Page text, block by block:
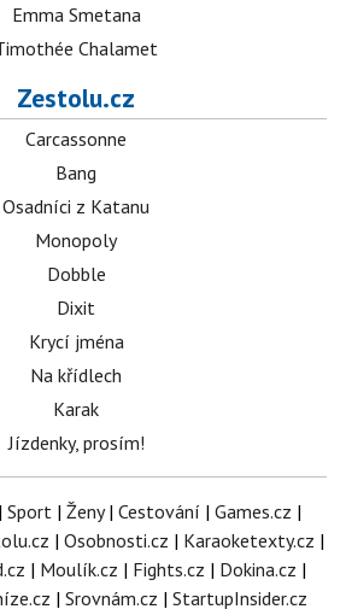
Emma Smetana
Chalamet
Zestolu.cz
Carcassonne
Bang
Osadníci z Katanu
Monopoly
Dobble
Dixit
Krycí jména
Na křídlech
Karak
Jízdenky, prosím!
Sport | Ženy| Cestování | Games.cz |
| Osobnosti.cz | Karaoketexty.cz |
| Moulík.cz | Fights.cz | Dokina.cz |
| Srovnám.cz | StartupInsider.cz